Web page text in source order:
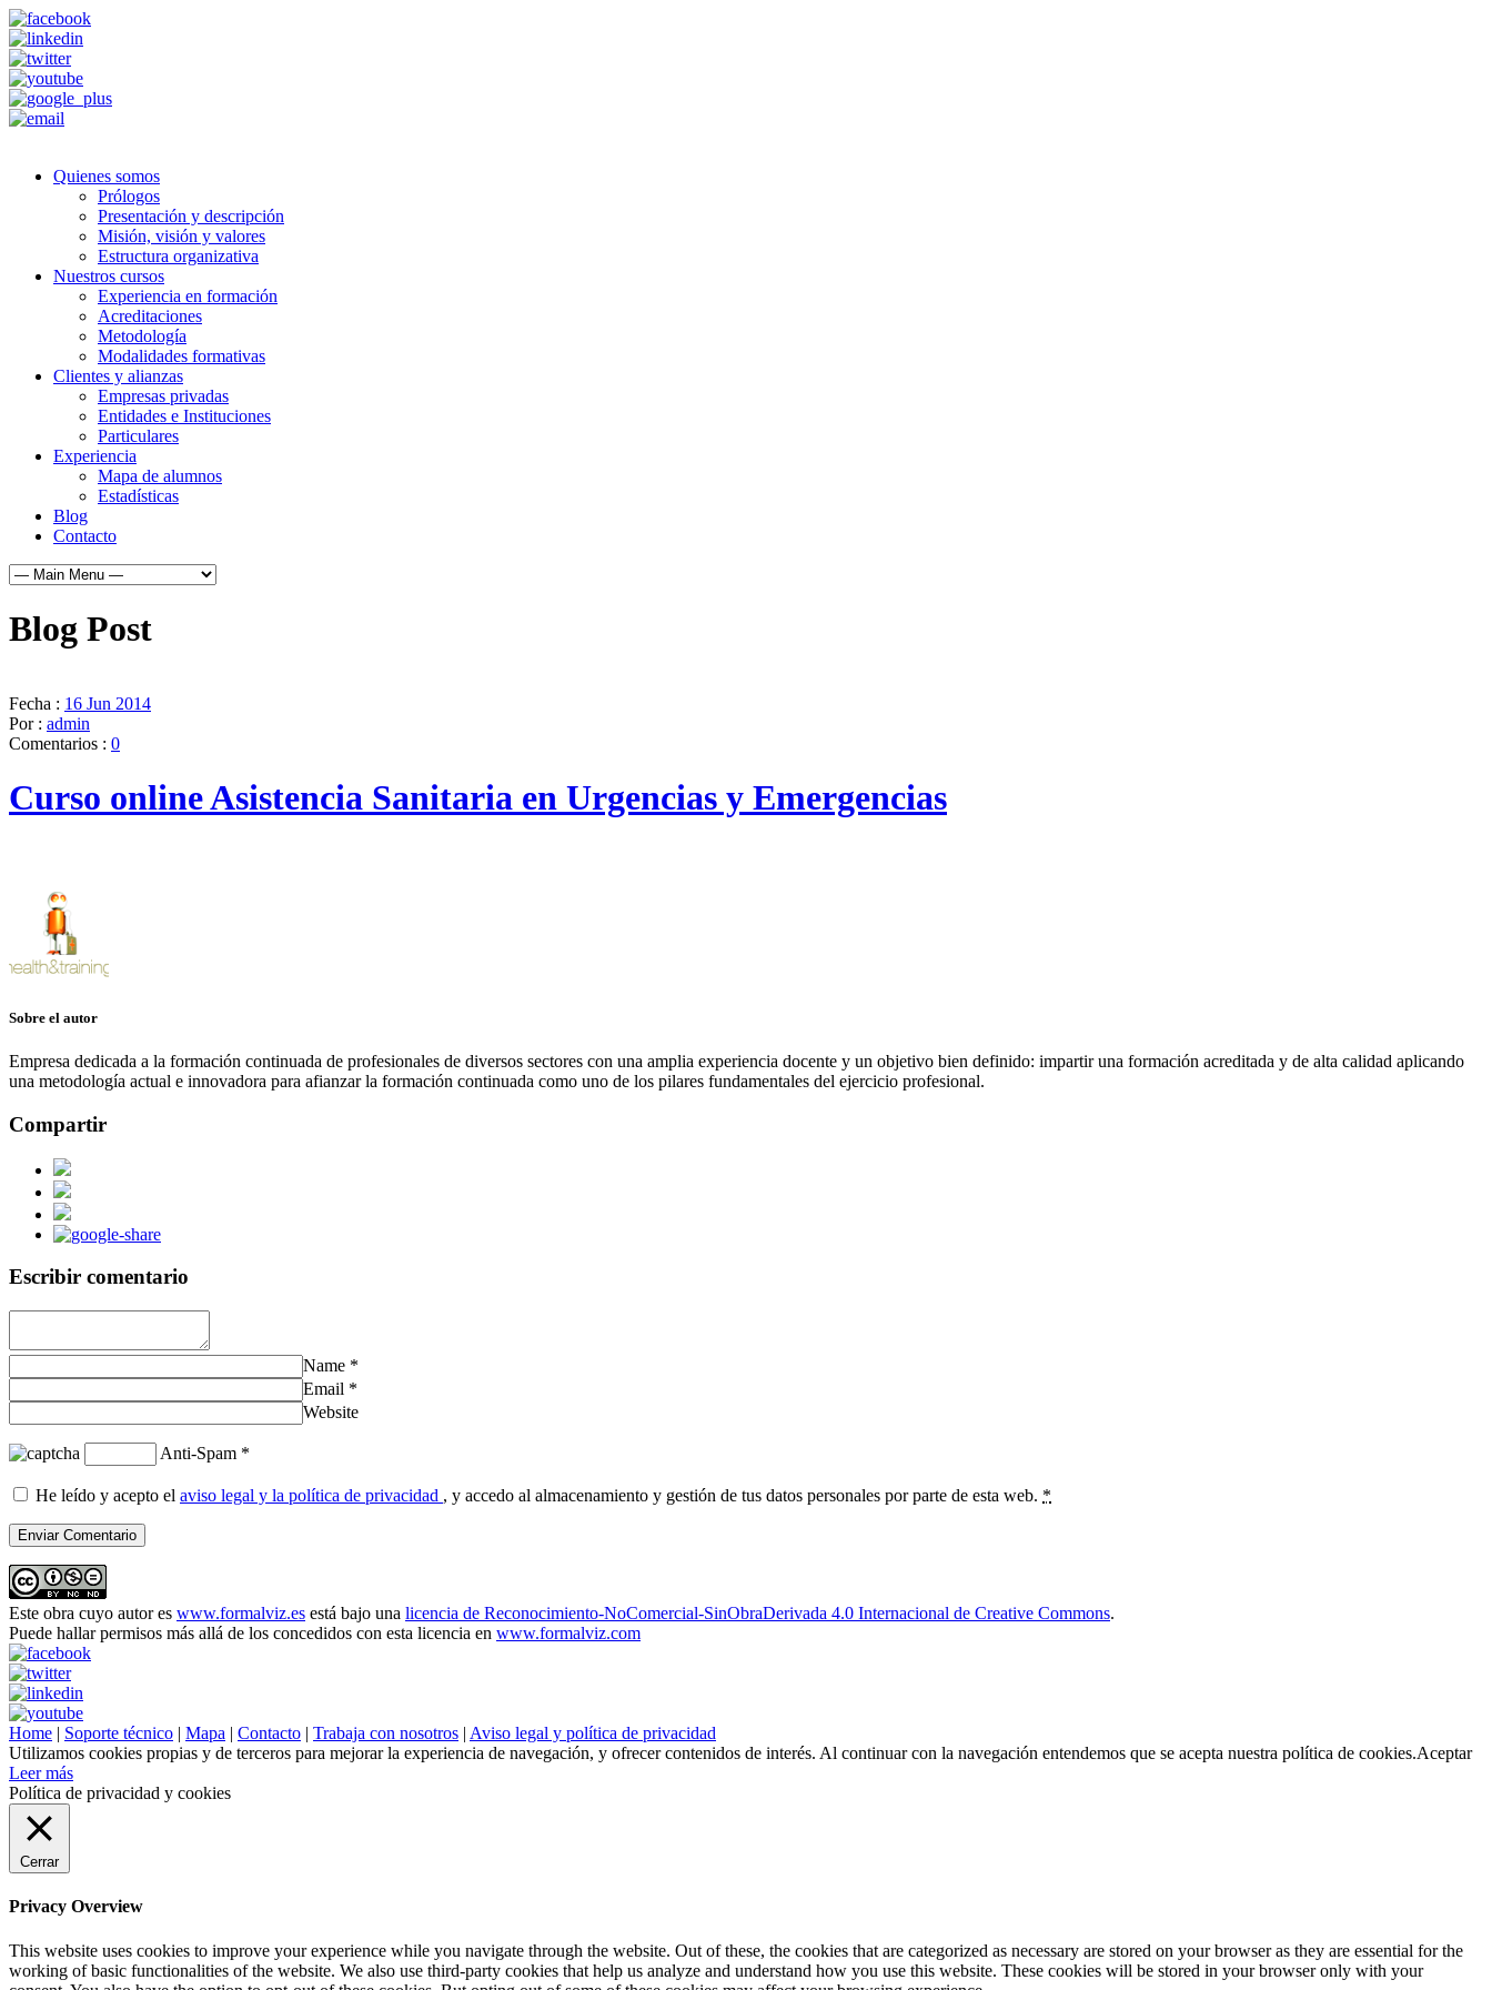
Quienes somos
Prólogos
Presentación y descripción
Misión, visión y valores
Estructura organizativa
Nuestros cursos
Experiencia en formación
Acreditaciones
Metodología
Modalidades formativas
Clientes y alianzas
Empresas privadas
Entidades e Instituciones
Particulares
Experiencia
Mapa de alumnos
Estadísticas
Blog
Contacto
Blog Post
Fecha : 16 Jun 2014
Por : admin
Comentarios : 0
Curso online Asistencia Sanitaria en Urgencias y Emergencias
Sobre el autor
Empresa dedicada a la formación continuada de profesionales de diversos sectores con una amplia experiencia docente y un objetivo bien definido: impartir una formación acreditada y de alta calidad aplicando
una metodología actual e innovadora para afianzar la formación continuada como uno de los pilares fundamentales del ejercicio profesional.
Compartir
Escribir comentario
Name *
Email *
Website
Anti-Spam *
He leído y acepto el aviso legal y la política de privacidad , y accedo al almacenamiento y gestión de tus datos personales por parte de esta web. *
Este obra cuyo autor es www.formalviz.es está bajo una licencia de Reconocimiento-NoComercial-SinObraDerivada 4.0 Internacional de Creative Commons.
Puede hallar permisos más allá de los concedidos con esta licencia en www.formalviz.com
Home | Soporte técnico | Mapa | Contacto | Trabaja con nosotros | Aviso legal y política de privacidad
Utilizamos cookies propias y de terceros para mejorar la experiencia de navegación, y ofrecer contenidos de interés. Al continuar con la navegación entendemos que se acepta nuestra política de cookies.Aceptar
Leer más
Política de privacidad y cookies
Cerrar
Privacy Overview
This website uses cookies to improve your experience while you navigate through the website. Out of these, the cookies that are categorized as necessary are stored on your browser as they are essential for the
working of basic functionalities of the website. We also use third-party cookies that help us analyze and understand how you use this website. These cookies will be stored in your browser only with your